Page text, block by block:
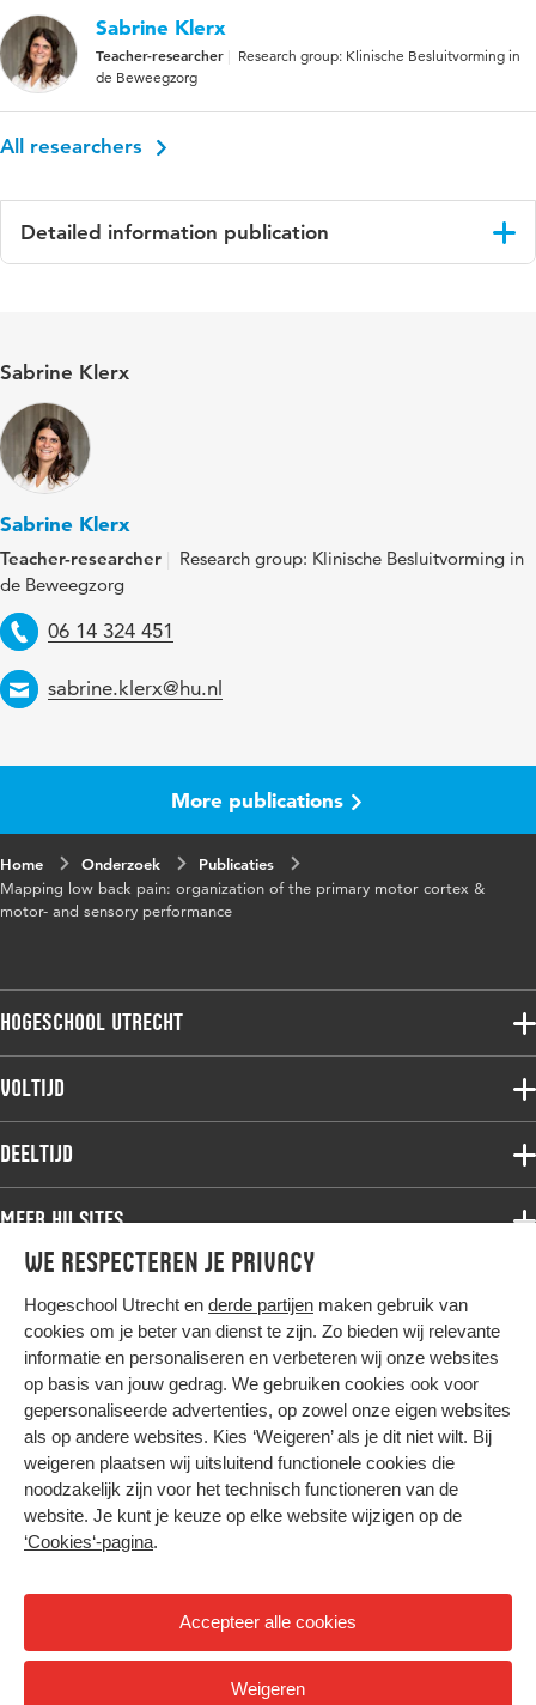
We respecteren je privacy
Hogeschool Utrecht en derde partijen maken gebruik van
cookies om je beter van dienst te zijn. Zo bieden wij relevante
informatie en personaliseren en verbeteren wij onze websites
op basis van jouw gedrag. We gebruiken cookies ook voor
gepersonaliseerde advertenties, op zowel onze eigen websites
als op andere websites. Kies ‘Weigeren’ als je dit niet wilt. Bij
weigeren plaatsen wij uitsluitend functionele cookies die
noodzakelijk zijn voor het technisch functioneren van de
website. Je kunt je keuze op elke website wijzigen op de
‘Cookies‘-pagina.
Accepteer alle cookies
Weigeren
Sabrine Klerx
Teacher-researcher
Research group: Klinische Besluitvorming in
de Beweegzorg
All researchers
Detailed information publication
Key words
Digital
Identifier
Sabrine Klerx
Sabrine Klerx
Teacher-researcher
Research group: Klinische Besluitvorming in
de Beweegzorg
Telephone
06 14 324 451
Email
sabrine.klerx@hu.nl
More publications
Home Onderzoek
Publicaties
Mapping low back pain: organization of the primary motor cortex &
motor- and sensory performance
Hogeschool Utrecht
Voltijdopleidingen
Deeltijdopleidingen
Onderzoek
Werken bij de HU
Contact
Voltijd
Associate degree
Bachelor
Master
Studiekeuze voltijd
Deeltijd
Associate degree
Bachelor
Master
Post-master
Studiekeuze deeltijd
Meer HU sites
HU International
HU Bibliotheek
HU Ontwikkelt
Duurzame HU
Intranet
Trajectum
Hier komt alles samen
Colofon
Privacy
Cookies
Nieuwsbrief
Hoog contrast